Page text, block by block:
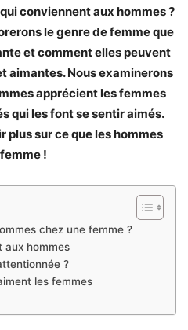
conviennent aux hommes ?
le genre de femme que
et comment elles peuvent
aimantes. Nous examinerons
apprécient les femmes
qui les font se sentir aimés.
plus sur ce que les hommes
!
chez une femme ?
aux hommes
?
les femmes